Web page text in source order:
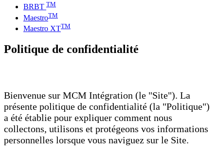
BRBT TM
MaestroTM
Maestro XTTM
Politique de confidentialité
Bienvenue sur MCM Intégration (le "Site"). La
présente politique de confidentialité (la "Politique")
a été établie pour expliquer comment nous
collectons, utilisons et protégeons vos informations
personnelles lorsque vous naviguez sur le Site.